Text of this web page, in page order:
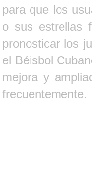
para que los
o sus estrellas
pronosticar los
el Béisbol
mejora y
frecuentemente.